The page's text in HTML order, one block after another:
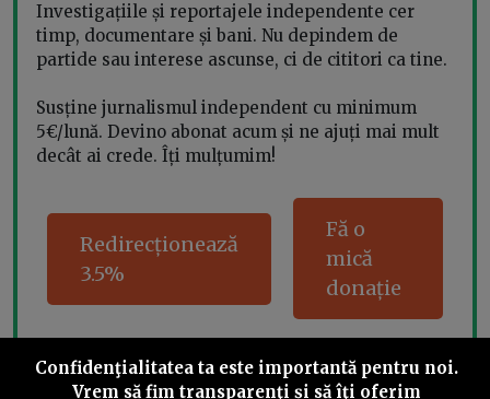
Investigațiile și reportajele independente cer
timp, documentare și bani. Nu depindem de
partide sau interese ascunse, ci de cititori ca tine.
Susține jurnalismul independent cu minimum
5€/lună. Devino abonat acum și ne ajuți mai mult
decât ai crede. Îți mulțumim!
Redirecționează
3.5%
Fă o
mică
donație
Share this
Confidenţialitatea ta este importantă pentru noi.
Vrem să fim transparenţi și să îţi oferim